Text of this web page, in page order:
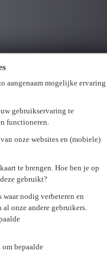
aangenaam mogelijke ervaring
gebruikservaring te
functioneren.
onze websites en (mobiele)
te brengen. Hoe ben je op
gebruikt?
nodig verbeteren en
onze andere gebruikers.
om bepaalde